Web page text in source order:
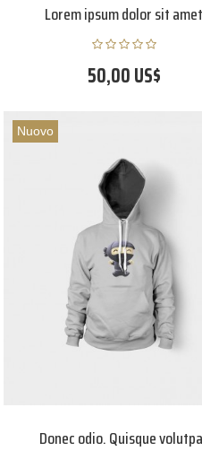
Lorem ipsum dolor sit amet
50,00 US$
Nuovo
Donec odio. Quisque